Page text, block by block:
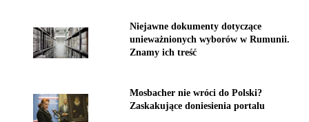
Niejawne dokumenty dotyczące
unieważnionych wyborów w Rumunii.
Znamy ich treść
Mosbacher nie wróci do Polski?
Zaskakujące doniesienia portalu